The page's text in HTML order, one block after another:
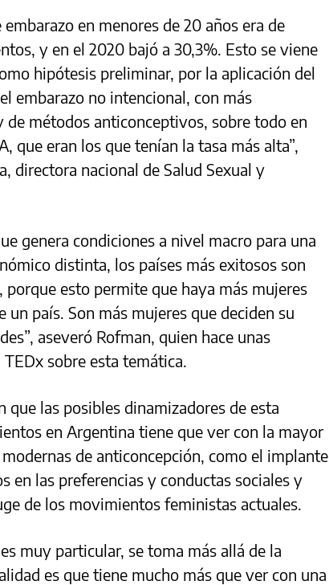
embarazo en menores de 20 años era de
y en el 2020 bajó a 30,3%. Esto se viene
hipótesis preliminar, por la aplicación del
embarazo no intencional, con más
métodos anticonceptivos, sobre todo en
que eran los que tenían la tasa más alta”,
directora nacional de Salud Sexual y
genera condiciones a nivel macro para una
distinta, los países más exitosos son
esto permite que haya más mujeres
un país. Son más mujeres que deciden su
aseveró Rofman, quien hace unas
sobre esta temática.
que las posibles dinamizadores de esta
en Argentina tiene que ver con la mayor
de anticoncepción, como el implante
en las preferencias y conductas sociales y
de los movimientos feministas actuales.
muy particular, se toma más allá de la
es que tiene mucho más que ver con una